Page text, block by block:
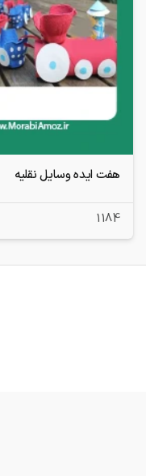
هفت ایده وسایل نقلیه
1184